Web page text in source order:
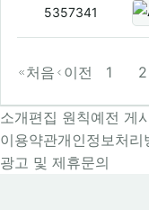
5357341
처음 이전 1 2
소개편집 원칙예전 게
이용약관개인정보처리
광고 및 제휴문의